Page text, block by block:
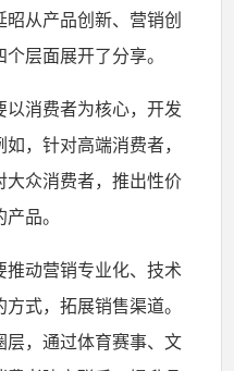
从产品创新、营销创
层面展开了分享。
以消费者为核心，开发
，针对高端消费者，
大众消费者，推出性价
品。
推动营销专业化、技术
式，拓展销售渠道。
层，通过体育赛事、文